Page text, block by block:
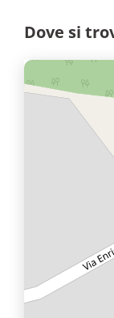
Dove si